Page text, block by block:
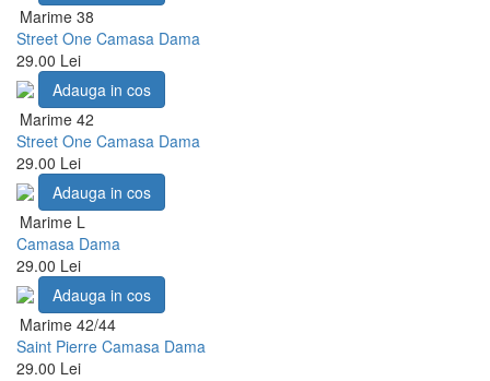
Marime 38
Street One Camasa Dama
29.00 Lei
Adauga in cos
Marime 42
Street One Camasa Dama
29.00 Lei
Adauga in cos
Marime L
Camasa Dama
29.00 Lei
Adauga in cos
Marime 42/44
Saint Pierre Camasa Dama
29.00 Lei